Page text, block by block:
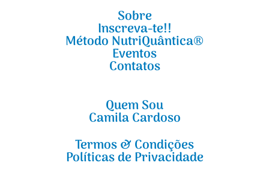
Sobre
Inscreva-te!!
Método NutriQuântica®
Eventos
Contatos
Quem Sou
Camila Cardoso
Termos & Condições
Políticas de Privacidade